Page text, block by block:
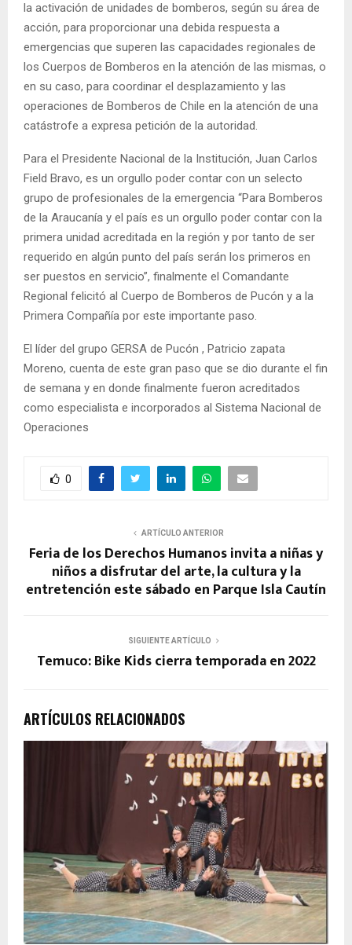
la activación de unidades de bomberos, según su área de
acción, para proporcionar una debida respuesta a
emergencias que superen las capacidades regionales de
los Cuerpos de Bomberos en la atención de las mismas, o
en su caso, para coordinar el desplazamiento y las
operaciones de Bomberos de Chile en la atención de una
catástrofe a expresa petición de la autoridad.
Para el Presidente Nacional de la Institución, Juan Carlos
Field Bravo, es un orgullo poder contar con un selecto
grupo de profesionales de la emergencia “Para Bomberos
de la Araucanía y el país es un orgullo poder contar con la
primera unidad acreditada en la región y por tanto de ser
requerido en algún punto del país serán los primeros en
ser puestos en servicio”, finalmente el Comandante
Regional felicitó al Cuerpo de Bomberos de Pucón y a la
Primera Compañía por este importante paso.
El líder del grupo GERSA de Pucón , Patricio zapata
Moreno, cuenta de este gran paso que se dio durante el fin
de semana y en donde finalmente fueron acreditados
como especialista e incorporados al Sistema Nacional de
Operaciones
0
ARTÍCULO ANTERIOR
Feria de los Derechos Humanos invita a niñas y
niños a disfrutar del arte, la cultura y la
entretención este sábado en Parque Isla Cautín
SIGUIENTE ARTÍCULO
Temuco: Bike Kids cierra temporada en 2022
ARTÍCULOS RELACIONADOS